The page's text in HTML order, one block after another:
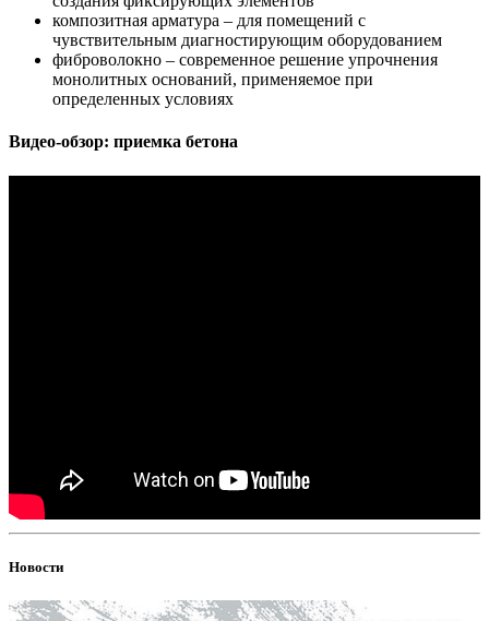
композитная арматура – для помещений с
чувствительным диагностирующим оборудованием
фиброволокно – современное решение упрочнения
монолитных оснований, применяемое при
определенных условиях
Видео-обзор: приемка бетона
Новости